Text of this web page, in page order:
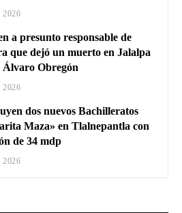
2026
a presunto responsable de
que dejó un muerto en Jalalpa
Álvaro Obregón
2026
dos nuevos Bachilleratos
Maza» en Tlalnepantla con
de 34 mdp
2026